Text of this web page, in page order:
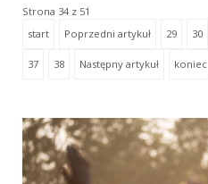
Strona 34 z 51
start
Poprzedni artykuł 29 30
37 38 Następny artykuł koniec